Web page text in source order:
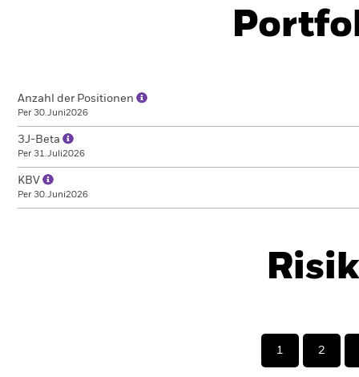
Anzahl der Positionen
Per 30.Juni2026
3J-Beta
Per 31.Juli2026
KBV
Per 30.Juni2026
1 2